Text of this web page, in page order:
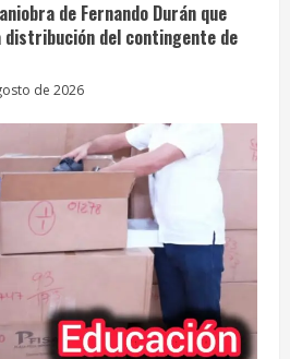
de Fernando Durán que
distribución del contingente de
de 2026